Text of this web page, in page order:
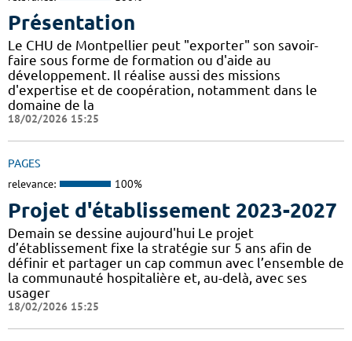
Présentation
Le CHU de Montpellier peut "exporter" son savoir-
faire sous forme de formation ou d'aide au
développement. Il réalise aussi des missions
d'expertise et de coopération, notamment dans le
domaine de la
18/02/2026 15:25
PAGES
relevance: 100%
Projet d'établissement 2023-2027
Demain se dessine aujourd'hui Le projet
d’établissement fixe la stratégie sur 5 ans afin de
définir et partager un cap commun avec l’ensemble de
la communauté hospitalière et, au-delà, avec ses
usager
18/02/2026 15:25